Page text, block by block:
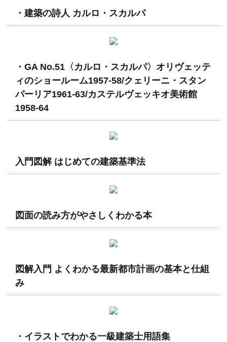
・建築の詩人 カルロ・スカルパ
・GA No.51〈カルロ・スカルパ〉オリヴェッテ
ィのショールーム1957-58/クェリーニ・スタン
パーリア1961-63/カステルヴェッキオ美術館
1958-64
入門図解 はじめての建築基準法
図面の読み方がやさしくわかる本
図解入門 よくわかる最新都市計画の基本と仕組
み
・イラストでわかる一級建築士用語集